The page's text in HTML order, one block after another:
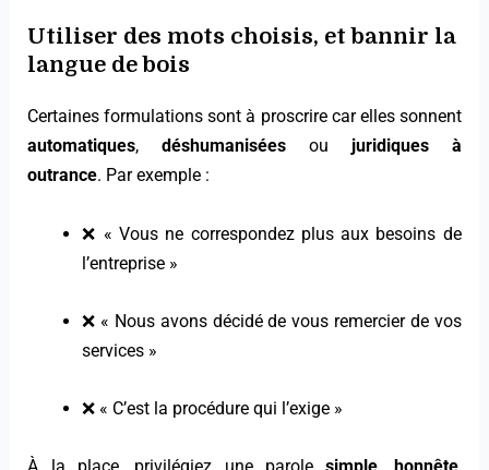
Utiliser des mots choisis, et bannir la
langue de bois
Certaines formulations sont à proscrire car elles sonnent
automatiques,déshumanisées ou juridiques à
outrance. Par exemple :
❌ « Vous ne correspondez plus aux besoins de
l’entreprise »
❌ « Nous avons décidé de vous remercier de vos
services »
❌ « C’est la procédure qui l’exige »